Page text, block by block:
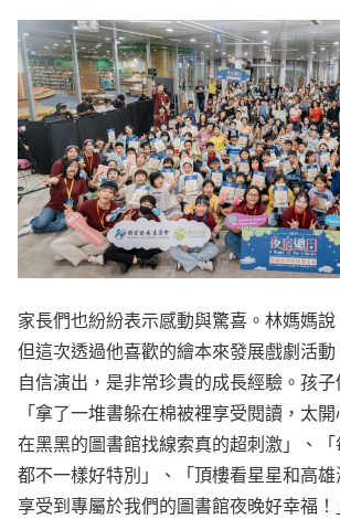
家長們也紛紛表示感動與驚喜。林媽媽說
但這次透過他喜歡的繪本來發展戲劇活
自信演出，是非常珍貴的成長經驗。孩子
「拿了一堆書躲在棉被裡享受閱讀，太
在黑黑的圖書館找線索真的超刺激」、
都不一樣好特別」、「頂樓看星星和高
享受到專屬於我們的圖書館夜晚好幸福！